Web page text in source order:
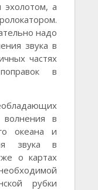
эхолотом, а
надо
звука в
частях
в
волнения в
океана и
звука в
о картах
рубки